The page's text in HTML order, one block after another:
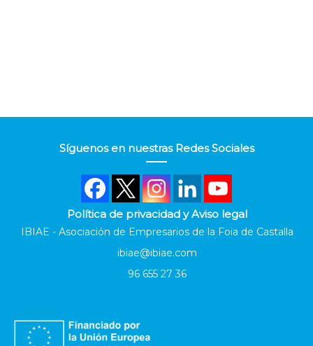
Síguenos en nuestras Redes Sociales
Política de privacidad y Aviso legal
IBIAE - Asociación de Empresarios de la Foia de Castalla
ibiae@ibiae.com
96 655 27 36